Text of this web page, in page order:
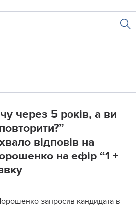
через 5 років, а ви
відповів на
на ефір “1 +
запросив кандидата в